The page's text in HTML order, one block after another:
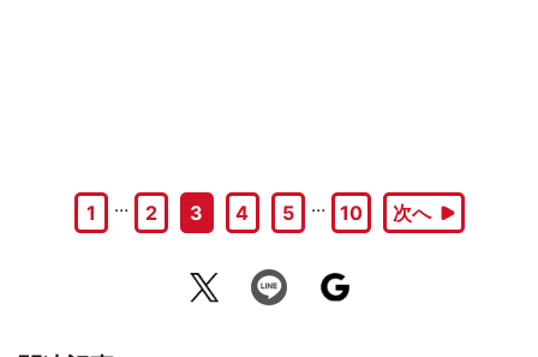
1 … 2 3 4 5 … 10 次へ